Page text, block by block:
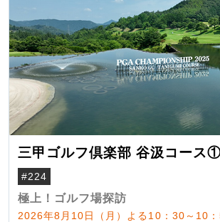
三甲ゴルフ倶楽部 谷汲コース
#224
極上！ゴルフ場探訪
2026年8月10日（月）よる10：30～10